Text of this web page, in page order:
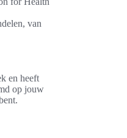
van
en heeft
op jouw